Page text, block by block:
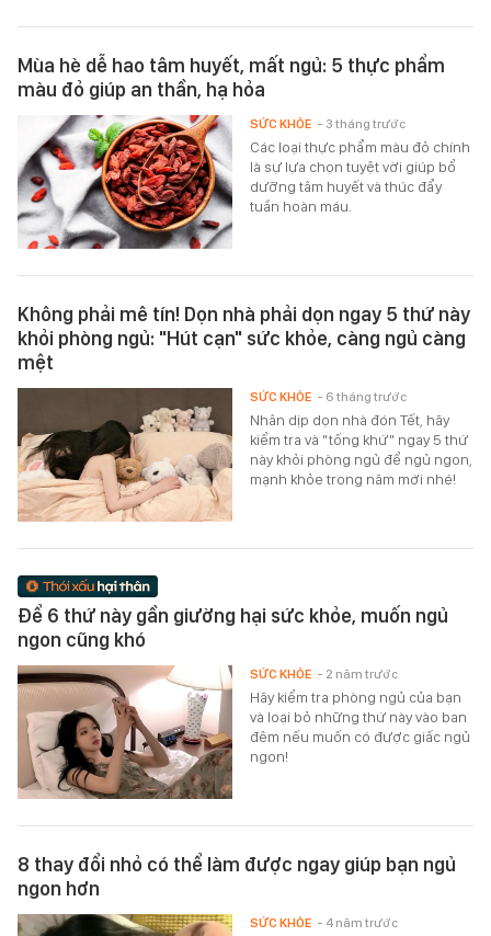
Mùa hè dễ hao tâm huyết, mất ngủ: 5 thực phẩm
màu đỏ giúp an thần, hạ hỏa
Các loại thực phẩm màu đỏ chính
là sự lựa chọn tuyệt vời giúp bổ
dưỡng tâm huyết và thúc đẩy
tuần hoàn máu.
SỨC KHỎE - 3 tháng trước
Không phải mê tín! Dọn nhà phải dọn ngay 5 thứ này
khỏi phòng ngủ: "Hút cạn" sức khỏe, càng ngủ càng
mệt
Nhân dịp dọn nhà đón Tết, hãy
kiểm tra và "tống khứ" ngay 5 thứ
này khỏi phòng ngủ để ngủ ngon,
mạnh khỏe trong năm mới nhé!
SỨC KHỎE - 6 tháng trước
Để 6 thứ này gần giường hại sức khỏe, muốn ngủ
ngon cũng khó
Hãy kiểm tra phòng ngủ của bạn
và loại bỏ những thứ này vào ban
đêm nếu muốn có được giấc ngủ
ngon!
SỨC KHỎE - 2 năm trước
8 thay đổi nhỏ có thể làm được ngay giúp bạn ngủ
ngon hơn
SỨC KHỎE - 4 năm trước